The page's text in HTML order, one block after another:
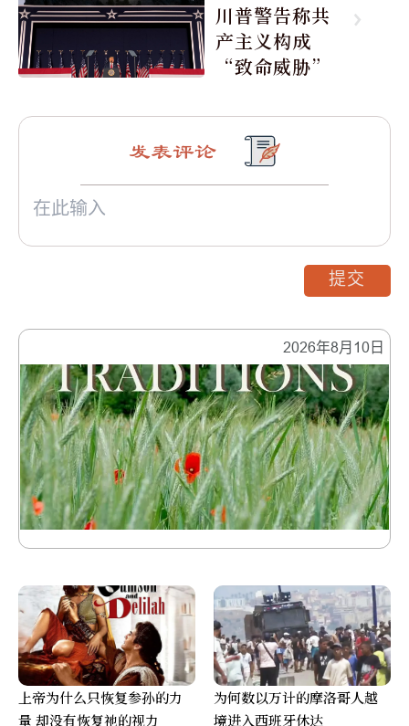
川普警告称共
产主义构成
“致命威胁”
2026年8月10日
发表评论
提交
上帝为什么只恢复参孙的力
量 却没有恢复祂的视力
为何数以万计的摩洛哥人越
境进入西班牙休达